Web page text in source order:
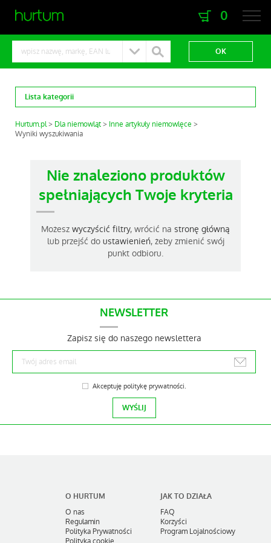
0
Lista kategorii
Hurtum.pl Dla niemowląt
Inne artykuły niemowlęce
Wyniki wyszukiwania
Nie znaleziono produktów
spełniających Twoje kryteria
Możesz wyczyścić filtry, wrócić na stronę główną
lub przejść do ustawienień, żeby zmienić swój
punkt odbioru.
NEWSLETTER
Zapisz się do naszego newslettera
Akceptuję politykę prywatności.
O HURTUM
O nas
Regulamin
Polityka Prywatności
Polityka cookie
JAK TO DZIAŁA
FAQ
Korzyści
Program Lojalnościowy